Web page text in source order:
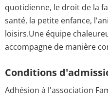
quotidienne, le droit de la
santé, la petite enfance,
loisirs.Une équipe
accompagne de manière
Conditions
Adhésion à l'association